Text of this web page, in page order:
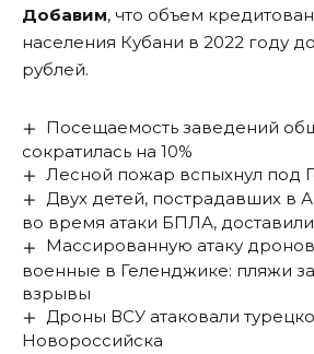
Добавим, что объем
населения Кубани в 2022 году
рублей.
Посещаемость заведений
сократилась на 10%
Лесной пожар вспыхнул под
Двух детей, пострадавших в
во время атаки БПЛА,
Массированную атаку
военные в Геленджике: пляжи
взрывы
Дроны ВСУ атаковали
Новороссийска